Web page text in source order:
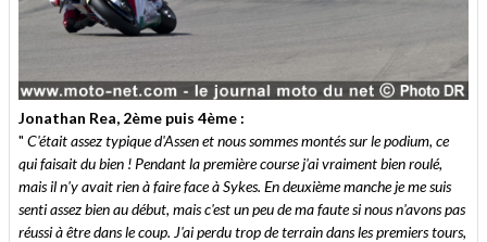
Jonathan Rea, 2ème puis 4ème :
" C'était assez typique d'Assen et nous sommes montés sur le podium, ce
qui faisait du bien ! Pendant la première course j'ai vraiment bien roulé,
mais il n'y avait rien à faire face à Sykes. En deuxième manche je me suis
senti assez bien au début, mais c'est un peu de ma faute si nous n'avons pas
réussi à être dans le coup. J'ai perdu trop de terrain dans les premiers tours,